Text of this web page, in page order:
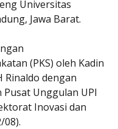
Universitas
Jawa Barat.
(PKS) oleh Kadin
Rinaldo dengan
Unggulan UPI
Inovasi dan
08).